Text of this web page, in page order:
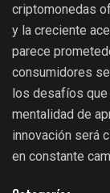
criptomonedas
y la creciente
parece
consumidores
los desafíos que
mentalidad de
innovación será
en constante